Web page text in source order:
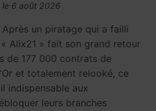
le 6 août 2026
Après un piratage qui a failli
Alix21 » fait son grand retour
de 177 000 contrats de
et totalement relooké, ce
indispensable aux
leurs branches